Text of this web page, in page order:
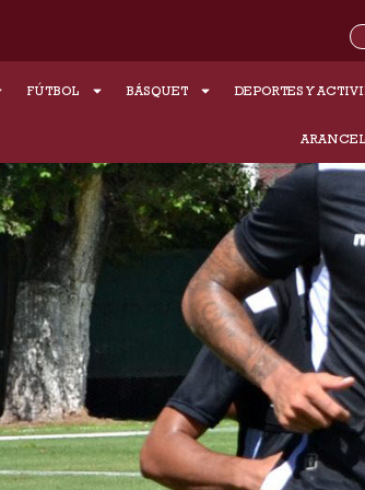
FÚTBOL BÁSQUET DEPORTES Y